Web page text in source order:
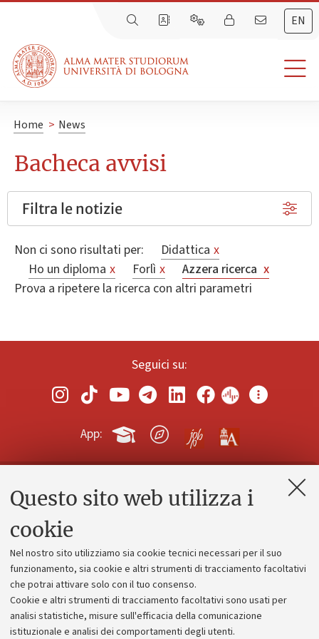
Questo sito web utilizza i
cookie
Nel nostro sito utilizziamo sia cookie tecnici necessari per il suo
funzionamento, sia cookie e altri strumenti di tracciamento facoltativi
che potrai attivare solo con il tuo consenso.
Cookie e altri strumenti di tracciamento facoltativi sono usati per
analisi statistiche, misure sull'efficacia della comunicazione
istituzionale e analisi dei comportamenti degli utenti.
EN
Home > News
Bacheca avvisi
Filtra le notizie
Non ci sono risultati per: Didattica x
Ho un diploma x Forlì x Azzera ricerca x
Prova a ripetere la ricerca con altri parametri
Seguici su:
App:
Contatti e PEC
Alumni community
Piano strategico
Bilanci
Donazioni e 5x1000